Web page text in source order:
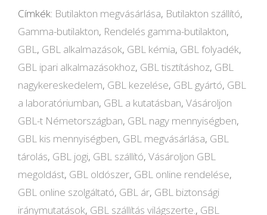
Címkék: Butilakton megvásárlása, Butilakton szállító,
Gamma-butilakton, Rendelés gamma-butilakton,
GBL, GBL alkalmazások, GBL kémia, GBL folyadék,
GBL ipari alkalmazásokhoz, GBL tisztításhoz, GBL
nagykereskedelem, GBL kezelése, GBL gyártó, GBL
a laboratóriumban, GBL a kutatásban, Vásároljon
GBL-t Németországban, GBL nagy mennyiségben,
GBL kis mennyiségben, GBL megvásárlása, GBL
tárolás, GBL jogi, GBL szállító, Vásároljon GBL
megoldást, GBL oldószer, GBL online rendelése,
GBL online szolgáltató, GBL ár, GBL biztonsági
iránymutatások, GBL szállítás világszerte., GBL